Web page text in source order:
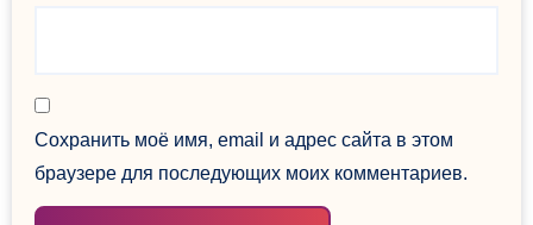
Сохранить моё имя, email и адрес сайта в этом
браузере для последующих моих комментариев.